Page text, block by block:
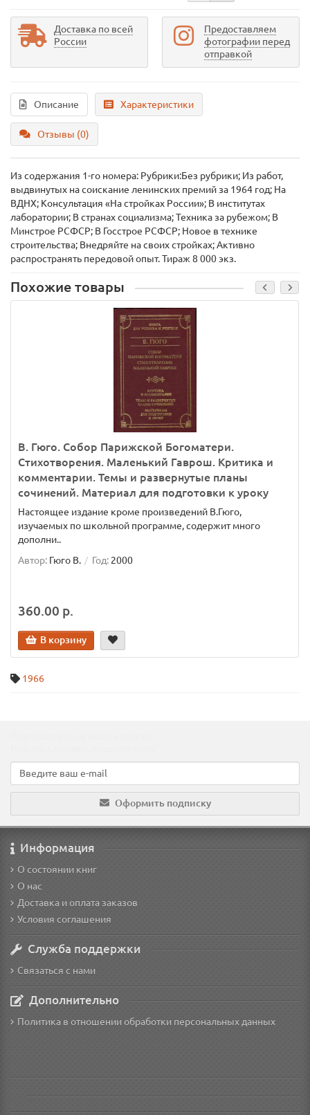
Доставка по всей
России
Предоставляем
фотографии перед
отправкой
Описание Характеристики
Отзывы (0)
Из содержания 1-го номера: Рубрики:Без рубрики; Из работ,
выдвинутых на соискание ленинских премий за 1964 год; На
ВДНХ; Консультация «На стройках России»; В институтах
лаборатории; В странах социализма; Техника за рубежом; В
Минстрое РСФСР; В Госстрое РСФСР; Новое в технике
строительства; Внедряйте на своих стройках; Активно
распространять передовой опыт. Тираж 8 000 экз.
Похожие товары
В. Гюго. Собор Парижской Богоматери.
Стихотворения. Маленький Гаврош. Критика и
комментарии. Темы и развернутые планы
сочинений. Материал для подготовки к уроку
Настоящее издание кроме произведений В.Гюго,
изучаемых по школьной программе, содержит много
дополни..
Автор: Гюго В. Год: 2000
360.00 р.
В корзину
1966
Оформить подписку
Информация
О состоянии книг
О нас
Доставка и оплата заказов
Условия соглашения
Служба поддержки
Связаться с нами
Дополнительно
Политика в отношении обработки персональных данных